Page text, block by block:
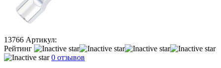
13766 Артикул:
Рейтинг
0 отзывов